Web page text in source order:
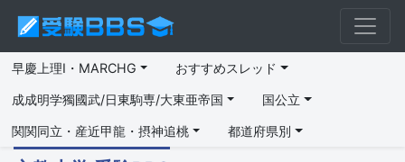
早慶上理I・MARCHG おすすめスレッド
成成明学獨國武/日東駒専/大東亜帝国 国公立
関関同立・産近甲龍・摂神追桃 都道府県別